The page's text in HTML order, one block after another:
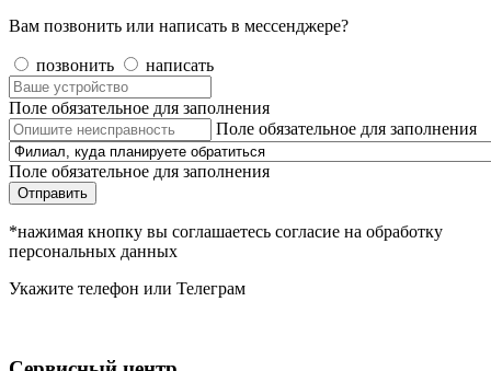
Вам позвонить или написать в мессенджере?
позвонить написать
Поле обязательное для заполнения
Поле обязательное для заполнения
Поле обязательное для заполнения
Отправить
*нажимая кнопку вы соглашаетесь согласие на обработку
персональных данных
Укажите телефон или Телеграм